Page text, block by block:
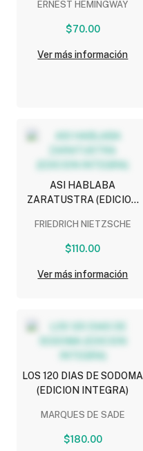
ERNEST HEMINGWAY
$70.00
Ver más información
ASI HABLABA
ZARATUSTRA (EDICION
FRIEDRICH NIETZSCHE
$110.00
Ver más información
LOS 120 DIAS DE SODOMA
(EDICION INTEGRA)
MARQUES DE SADE
$180.00